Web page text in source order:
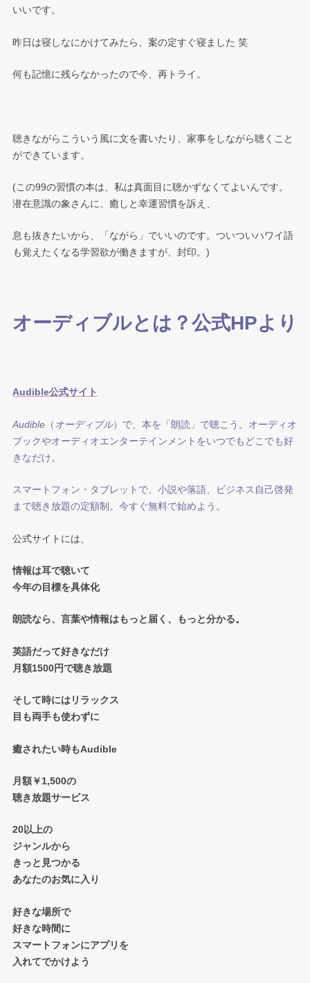
いいです。
昨日は寝しなにかけてみたら、案の定すぐ寝ました 笑
何も記憶に残らなかったので今、再トライ。
聴きながらこういう風に文を書いたり、家事をしながら聴くこと
ができています。
(この99の習慣の本は、私は真面目に聴かずなくてよいんです。
潜在意識の象さんに、癒しと幸運習慣を訴え、
息も抜きたいから、「ながら」でいいのです。ついついハワイ語
も覚えたくなる学習欲が働きますが、封印。)
オーディブルとは？公式HPより
Audible公式サイト
Audible（ オーディブル）で、本を「朗読」で聴こう。オーディオ
ブックやオーディオエンターテインメントをいつでもどこでも好
きなだけ。
スマートフォン・タブレットで、小説や落語、ビジネス自己啓発
まで聴き放題の定額制。今すぐ無料で始めよう。
公式サイトには、
情報は耳で聴いて
今年の目標を具体化
朗読なら、言葉や情報はもっと届く、もっと分かる。
英語だって好きなだけ
月額1500円で聴き放題
そして時にはリラックス
目も両手も使わずに
癒されたい時もAudible
月額￥1,500の
聴き放題サービス
20以上の
ジャンルから
きっと見つかる
あなたのお気に入り
好きな場所で
好きな時間に
スマートフォンにアプリを
入れてでかけよう